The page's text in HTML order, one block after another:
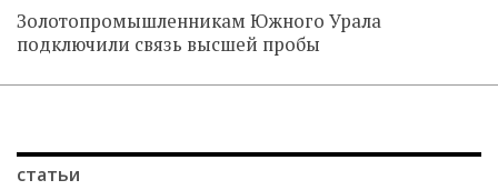
Золотопромышленникам Южного Урала
подключили связь высшей пробы
статьи